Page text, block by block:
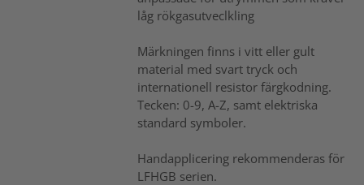
låg rökgasutveclkling
Märkningen finns i vitt eller gult
material med svart tryck och
internationell resistor färgkodning.
Tecken: 0-9, A-Z, samt elektriska
standard symboler.
Handapplicering rekommenderas för
LFHGB serien.